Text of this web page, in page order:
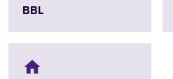
BBL
home